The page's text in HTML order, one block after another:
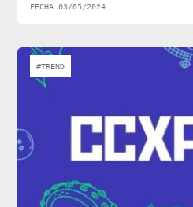
FECHA 03/05/2024
#TREND